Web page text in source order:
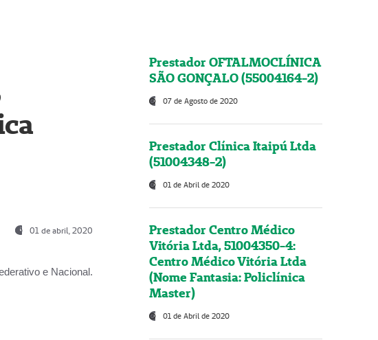
01 de abril, 2020
e Nacional.
Prestador OFTALMOCLÍNICA
SÃO GONÇALO (55004164-2)
07 de Agosto de 2020
Prestador Clínica Itaipú Ltda
(51004348-2)
01 de Abril de 2020
Prestador Centro Médico
Vitória Ltda, 51004350-4:
Centro Médico Vitória Ltda
(Nome Fantasia: Policlínica
Master)
01 de Abril de 2020